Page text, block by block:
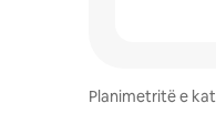
Planimetritë e